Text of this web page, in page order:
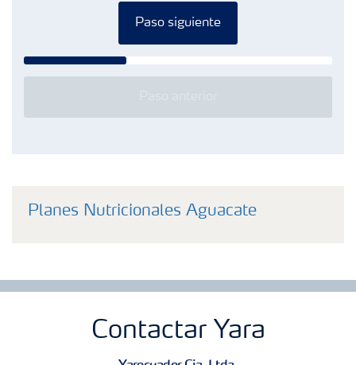
Paso siguiente
Planes Nutricionales Aguacate
Contactar Yara